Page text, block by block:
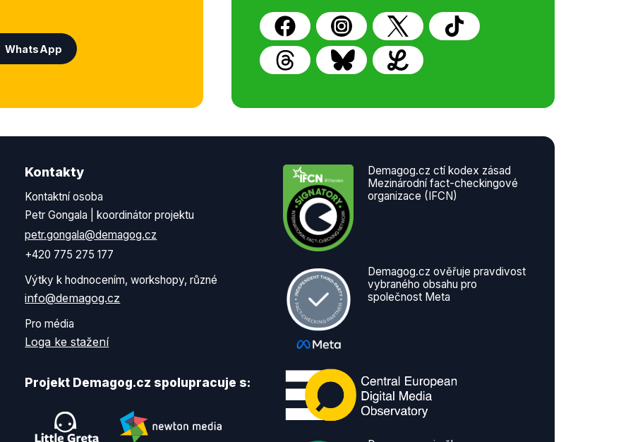
WhatsApp
Kontakty
Kontaktní osoba
Petr Gongala | koordinátor projektu
petr.gongala@demagog.cz
+420 775 275 177
Výtky k hodnocením, workshopy, různé
info@demagog.cz
Pro média
Loga ke stažení
Projekt Demagog.cz spolupracuje s:
Demagog.cz ctí kodex zásad
Mezinárodní fact-checkingové
organizace (IFCN)
Demagog.cz ověřuje pravdivost
vybraného obsahu pro
společnost Meta